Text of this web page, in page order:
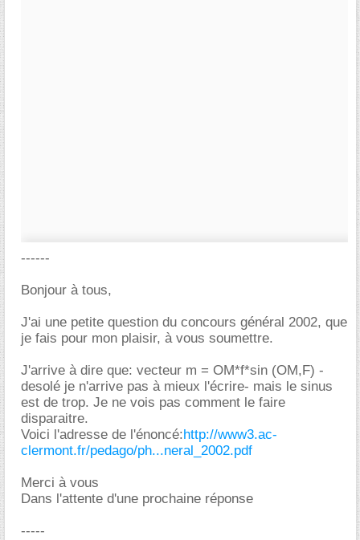
------
Bonjour à tous,
J'ai une petite question du concours général 2002, que
je fais pour mon plaisir, à vous soumettre.
J'arrive à dire que: vecteur m = OM*f*sin (OM,F) -
desolé je n'arrive pas à mieux l'écrire- mais le sinus
est de trop. Je ne vois pas comment le faire
disparaitre.
Voici l'adresse de l'énoncé:http://www3.ac-
clermont.fr/pedago/ph...neral_2002.pdf
Merci à vous
Dans l'attente d'une prochaine réponse
-----